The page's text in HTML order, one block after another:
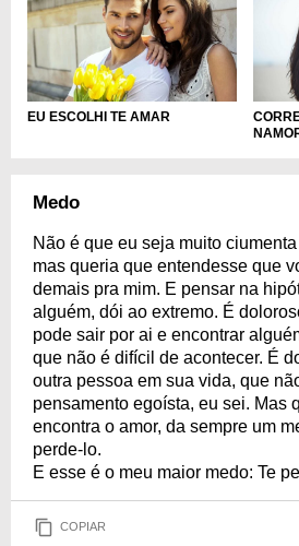
EU ESCOLHI TE AMAR
Medo
Não é que eu seja muito
mas queria que entendesse que
demais pra mim. E pensar na
alguém, dói ao extremo. É
pode sair por ai e encontrar
que não é difícil de acontecer. É
outra pessoa em sua vida, que
pensamento egoísta, eu sei. Mas
encontra o amor, da sempre um
perde-lo.
E esse é o meu maior medo: Te
COPIAR